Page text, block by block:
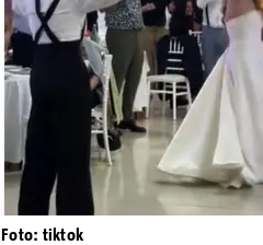
Foto: tiktok